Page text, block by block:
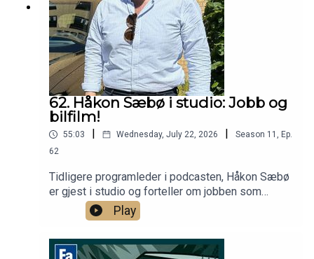
62. Håkon Sæbø i studio: Jobb og
bilfilm!
55:03 Wednesday, July 22, 2026 Season 11 , Ep.
62
Tidligere programleder i podcasten, Håkon Sæbø
er gjest i studio og forteller om jobben som
kommunikasjonssjef i Audi Norge. I tillegg
snakkes det Cars & Coffee, før Håkon og David
diskuterer hvor en kul biljakt i film bør finne sted,
og hvilke biler som må være med.
Play